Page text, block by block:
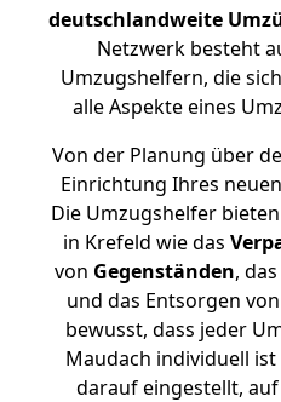
deutschlandweite
Netzwerk besteht
Umzugshelfern, die
alle Aspekte eines
Von der Planung über
Einrichtung Ihres
Die Umzugshelfer
in Krefeld wie das
von Gegenständen,
und das Entsorgen
bewusst, dass jeder
Maudach individuell
darauf eingestellt,